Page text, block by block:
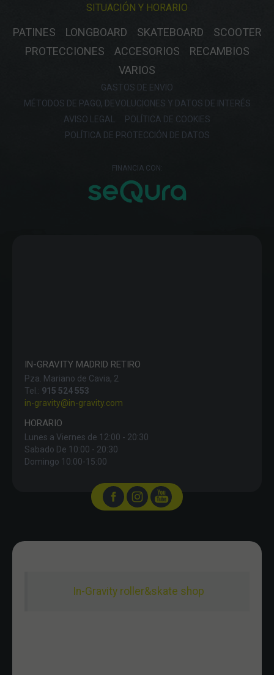
SITUACIÓN Y HORARIO
PATINES LONGBOARD SKATEBOARD
SCOOTER
PROTECCIONES
ACCESORIOS
RECAMBIOS
VARIOS
GASTOS DE ENVIO
MÉTODOS DE PAGO, DEVOLUCIONES Y DATOS DE INTERÉS
AVISO LEGAL
POLÍTICA DE COOKIES
POLÍTICA DE PROTECCIÓN DE DATOS
FINANCIA CON:
In-Gravity roller&skate shop
IN-GRAVITY MADRID RETIRO
Pza. Mariano de Cavia, 2
Tel.: 915 524 553
in-gravity@in-gravity.com
HORARIO
Lunes a Viernes de 12:00 - 20:30
Sabado De 10:00 - 20:30
Domingo 10:00-15:00